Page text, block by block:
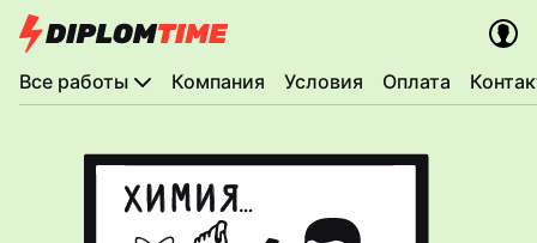
Все работы Компания Условия Оплата